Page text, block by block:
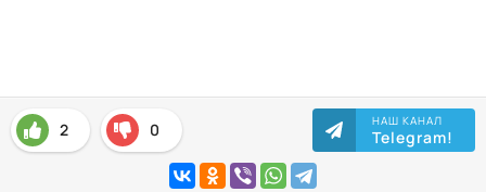
2 0 НАШ КАНАЛ
Telegram!